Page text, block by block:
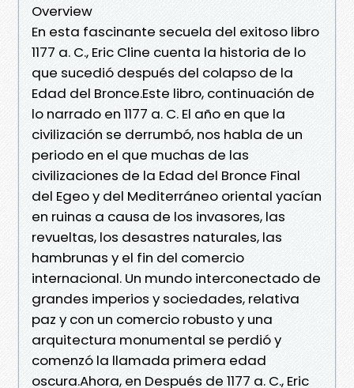
Overview
En esta fascinante secuela del exitoso libro
1177 a. C., Eric Cline cuenta la historia de lo
que sucedió después del colapso de la
Edad del Bronce.Este libro, continuación de
lo narrado en 1177 a. C. El año en que la
civilización se derrumbó, nos habla de un
periodo en el que muchas de las
civilizaciones de la Edad del Bronce Final
del Egeo y del Mediterráneo oriental yacían
en ruinas a causa de los invasores, las
revueltas, los desastres naturales, las
hambrunas y el fin del comercio
internacional. Un mundo interconectado de
grandes imperios y sociedades, relativa
paz y con un comercio robusto y una
arquitectura monumental se perdió y
comenzó la llamada primera edad
oscura.Ahora, en Después de 1177 a. C., Eric